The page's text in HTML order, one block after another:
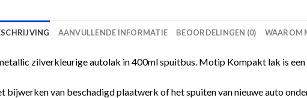
AANVULLENDE INFORMATIE BEOORDELINGEN (0) WAAROM
zilverkleurige autolak in 400ml spuitbus. Motip Kompakt lak is een
bijwerken van beschadigd plaatwerk of het spuiten van nieuwe auto